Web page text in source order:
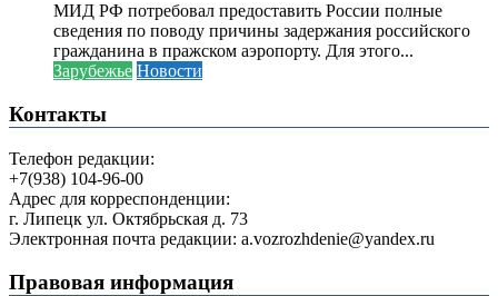
МИД РФ потребовал предоставить России полные
сведения по поводу причины задержания российского
гражданина в пражском аэропорту. Для этого...
Зарубежье Новости
Контакты
Телефон редакции:
+7(938) 104-96-00
Адрес для корреспонденции:
г. Липецк ул. Октябрьская д. 73
Электронная почта редакции: a.vozrozhdenie@yandex.ru
Правовая информация